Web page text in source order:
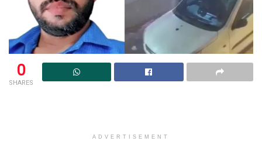
0
SHARES
ADVERTISEMENT